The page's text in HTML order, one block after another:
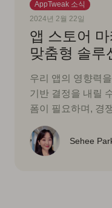
AppTweak 소식
2024년 2월 22일
앱 스토어
맞춤형 솔루
우리 앱의 영향력
기반 결정을 내릴
폼이 필요하며, 경
Sehee